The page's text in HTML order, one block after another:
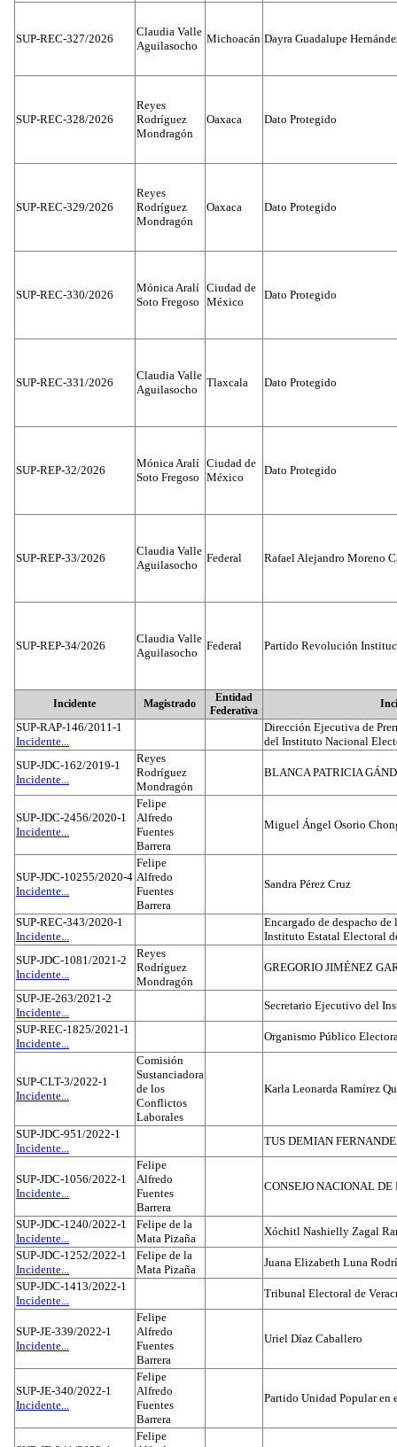
SUP-REC-327/2026
Claudia Valle
Aguilasocho
Michoacán Dayra Guadalupe
SUP-REC-328/2026
Reyes
Rodríguez
Mondragón
Oaxaca Dato Protegido
SUP-REC-329/2026
Reyes
Rodríguez
Mondragón
Oaxaca Dato Protegido
SUP-REC-330/2026
Mónica Aralí
Soto Fregoso
Ciudad de
México
Dato Protegido
SUP-REC-331/2026
Claudia Valle
Aguilasocho
Tlaxcala Dato Protegido
SUP-REP-32/2026
Mónica Aralí
Soto Fregoso
Ciudad de
México
Dato Protegido
SUP-REP-33/2026
Claudia Valle
Aguilasocho
Federal Rafael Alejandro Moreno
SUP-REP-34/2026
Claudia Valle
Aguilasocho
Federal Partido Revolución
Incidente Magistrado
Entidad
Federativa
SUP-RAP-146/2011-1
Incidente...
Dirección Ejecutiva de
del Instituto Nacional
SUP-JDC-162/2019-1
Incidente...
Reyes
Rodríguez
Mondragón
BLANCA PATRICIA
SUP-JDC-2456/2020-1
Incidente...
Felipe
Alfredo
Fuentes
Barrera
Miguel Ángel Osorio
SUP-JDC-10255/2020-4
Incidente...
Felipe
Alfredo
Fuentes
Barrera
Sandra Pérez Cruz
SUP-REC-343/2020-1
Incidente...
Encargado de despacho
Instituto Estatal Electoral
SUP-JDC-1081/2021-2
Incidente...
Reyes
Rodríguez
Mondragón
GREGORIO JIMÉNEZ
SUP-JE-263/2021-2
Incidente...
Secretario Ejecutivo del
SUP-REC-1825/2021-1
Incidente...
Organismo Público
SUP-CLT-3/2022-1
Incidente...
Comisión
Sustanciadora
de los
Conflictos
Laborales
Karla Leonarda Ramírez
SUP-JDC-951/2022-1
Incidente...
TUS DEMIAN
SUP-JDC-1056/2022-1
Incidente...
Felipe
Alfredo
Fuentes
Barrera
CONSEJO NACIONAL
SUP-JDC-1240/2022-1
Incidente...
Felipe de la
Mata Pizaña
Xóchitl Nashielly Zagal
SUP-JDC-1252/2022-1
Incidente...
Felipe de la
Mata Pizaña
Juana Elizabeth Luna
SUP-JDC-1413/2022-1
Incidente...
Tribunal Electoral de
SUP-JE-339/2022-1
Incidente...
Felipe
Alfredo
Fuentes
Barrera
Uriel Díaz Caballero
SUP-JE-340/2022-1
Incidente...
Felipe
Alfredo
Fuentes
Barrera
Partido Unidad Popular en
Felipe